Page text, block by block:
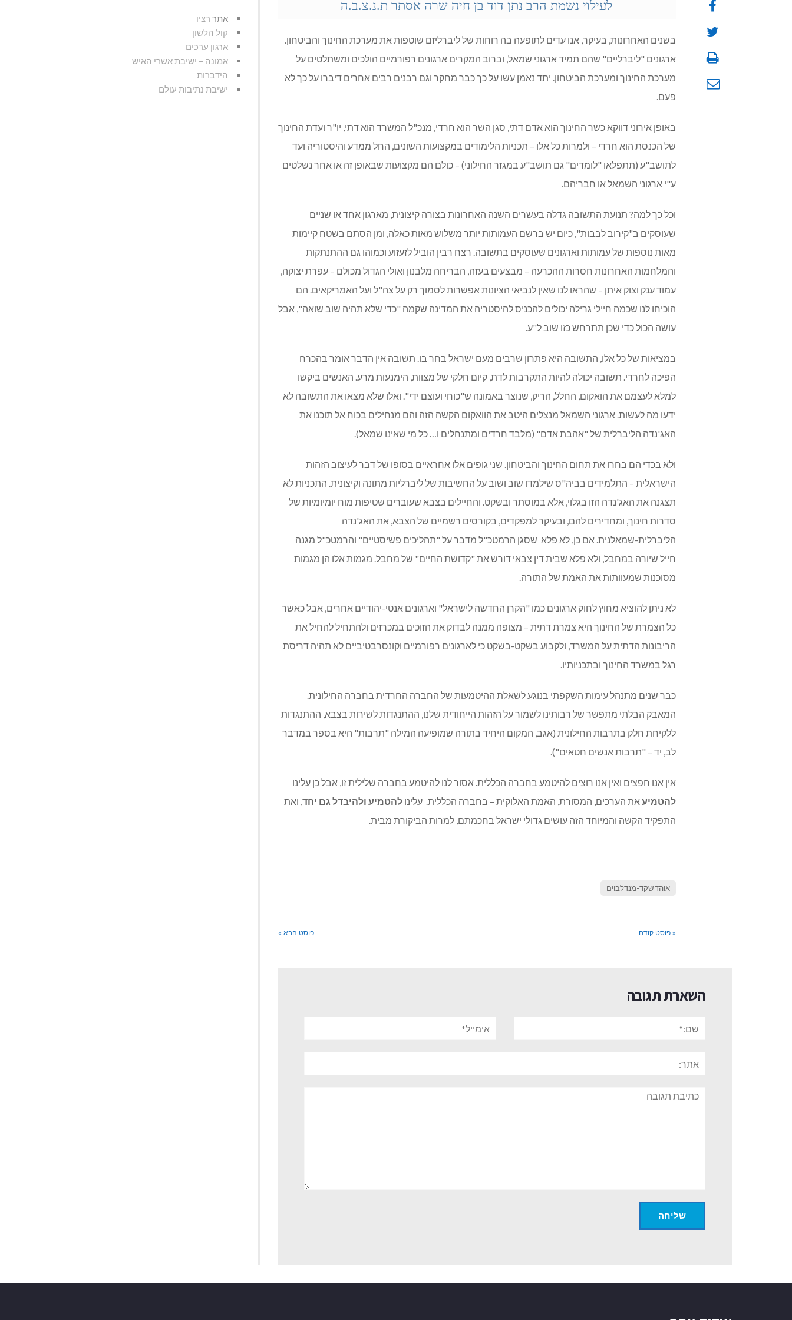
לעילוי נשמת הרב נתן דוד בן חיה שרה אסתר ת.נ.צ.ב.ה
בשנים האחרונות, בעיקר, אנו עדים לתופעה בה רוחות של ליברליזם שוטפות את מערכת החינוך והביטחון.
ארגונים "ליברליים" שהם תמיד ארגוני שמאל, וברוב המקרים ארגונים רפורמיים הולכים ומשתלטים על
מערכת החינוך ומערכת הביטחון. יתד נאמן עשו על כך כבר מחקר וגם רבנים רבים אחרים דיברו על כך לא
פעם.
באופן אירוני דווקא כשר החינוך הוא אדם דתי, סגן השר הוא חרדי, מנכ"ל המשרד הוא דתי, יו"ר ועדת החינוך
של הכנסת הוא חרדי – ולמרות כל אלו – תכניות הלימודים במקצועות השונים, החל ממדע והיסטוריה ועד
לתושב"ע (תתפלאו "לומדים" גם תושב"ע במגזר החילוני) – כולם הם מקצועות שבאופן זה או אחר נשלטים
ע"י ארגוני השמאל או חבריהם.
וכל כך למה? תנועת התשובה גדלה בעשרים השנה האחרונות בצורה קיצונית, מארגון אחד או שניים
שעוסקים ב"קירוב לבבות", כיום יש ברשם העמותות יותר משלוש מאות כאלה, ומן הסתם בשטח קיימות
מאות נוספות של עמותות וארגונים שעוסקים בתשובה. רצח רבין הוביל לזעזוע וכמוהו גם ההתנתקות
והמלחמות האחרונות חסרות ההכרעה – מבצעים בעזה, הבריחה מלבנון ואולי הגדול מכולם – עפרת יצוקה,
עמוד ענק וצוק איתן – שהראו לנו שאין לנביאי הציונות אפשרות לסמוך רק על צה"ל ועל האמריקאים. הם
הוכיחו לנו שכמה חיילי גרילה יכולים להכניס להיסטריה את המדינה שקמה "כדי שלא תהיה שוב שואה", אבל
עושה הכול כדי שכן תתרחש כזו שוב ל"ע.
במציאות של כל אלו, התשובה היא פתרון שרבים מעם ישראל בחר בו. תשובה אין הדבר אומר בהכרח
הפיכה לחרדי. תשובה יכולה להיות התקרבות לדת, קיום חלקי של מצוות, הימנעות מרע. האנשים ביקשו
למלא לעצמם את הואקום, החלל, הריק, שנוצר באמונה ש"כוחי ועוצם ידי". ואלו שלא מצאו את התשובה לא
ידעו מה לעשות. ארגוני השמאל מנצלים היטב את הוואקום הקשה הזה והם מנחילים בכוח אל תוכנו את
האג'נדה הליברלית של "אהבת אדם" (מלבד חרדים ומתנחלים ו… כל מי שאינו שמאל).
ולא בכדי הם בחרו את תחום החינוך והביטחון. שני גופים אלו אחראיים בסופו של דבר לעיצוב הזהות
הישראלית – התלמידים בביה"ס שילמדו שוב ושוב על החשיבות של ליברליות מתונה וקיצונית. התכניות לא
תצגנה את האג'נדה הזו בגלוי, אלא במוסתר ובשקט. והחיילים בצבא שעוברים שטיפות מוח יומיומיות של
סדרות חינוך, ומחדירים להם, ובעיקר למפקדים, בקורסים רשמיים של הצבא, את האג'נדה
הליברלית-שמאלנית. אם כן, לא פלא שסגן הרמטכ"ל מדבר על "תהליכים פשיסטיים" והרמטכ"ל מגנה
חייל שיורה במחבל, ולא פלא שבית דין צבאי דורש את "קדושת החיים" של מחבל. מגמות אלו הן מגמות
מסוכנות שמעוותות את האמת של התורה.
לא ניתן להוציא מחוץ לחוק ארגונים כמו "הקרן החדשה לישראל" וארגונים אנטי-יהודיים אחרים, אבל כאשר
כל הצמרת של החינוך היא צמרת דתית – מצופה ממנה לבדוק את הזוכים במכרזים ולהתחיל להחיל את
הריבונות הדתית על המשרד, ולקבוע בשקט-בשקט כי לארגונים רפורמיים וקונסרבטיביים לא תהיה דריסת
רגל במשרד החינוך ובתכניותיו.
כבר שנים מתנהל עימות השקפתי בנוגע לשאלת ההיטמעות של החברה החרדית בחברה החילונית.
המאבק הבלתי מתפשר של רבותינו לשמור על הזהות הייחודית שלנו, ההתנגדות לשירות בצבא, ההתנגדות
ללקיחת חלק בתרבות החילונית (אגב, המקום היחיד בתורה שמופיעה המילה "תרבות" היא בספר במדבר
לב, יד – "תרבות אנשים חטאים").
אין אנו חפצים ואין אנו רוצים להיטמע בחברה הכללית. אסור לנו להיטמע בחברה שלילית זו, אבל כן עלינו
להטמיעאת הערכים, המסורת, האמת האלוקית – בחברה הכללית. עלינולהטמיע ולהיבדל גם יחד, ואת
התפקיד הקשה והמיוחד הזה עושים גדולי ישראל בחכמתם, למרות הביקורת מבית.
אוהד שקד-מנדלבוים
« פוסט קודם פוסט הבא »
השארת תגובה
תגובה
אתר רציו
קול הלשון
ארגון ערכים
אמונה – ישיבת אשרי האיש
הידברות
ישיבת נתיבות עולם